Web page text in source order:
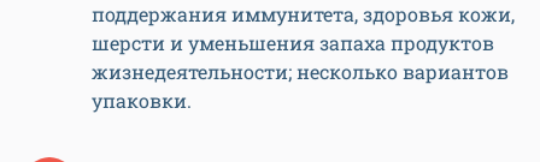
поддержания иммунитета, здоровья кожи,
шерсти и уменьшения запаха продуктов
жизнедеятельности; несколько вариантов
упаковки.